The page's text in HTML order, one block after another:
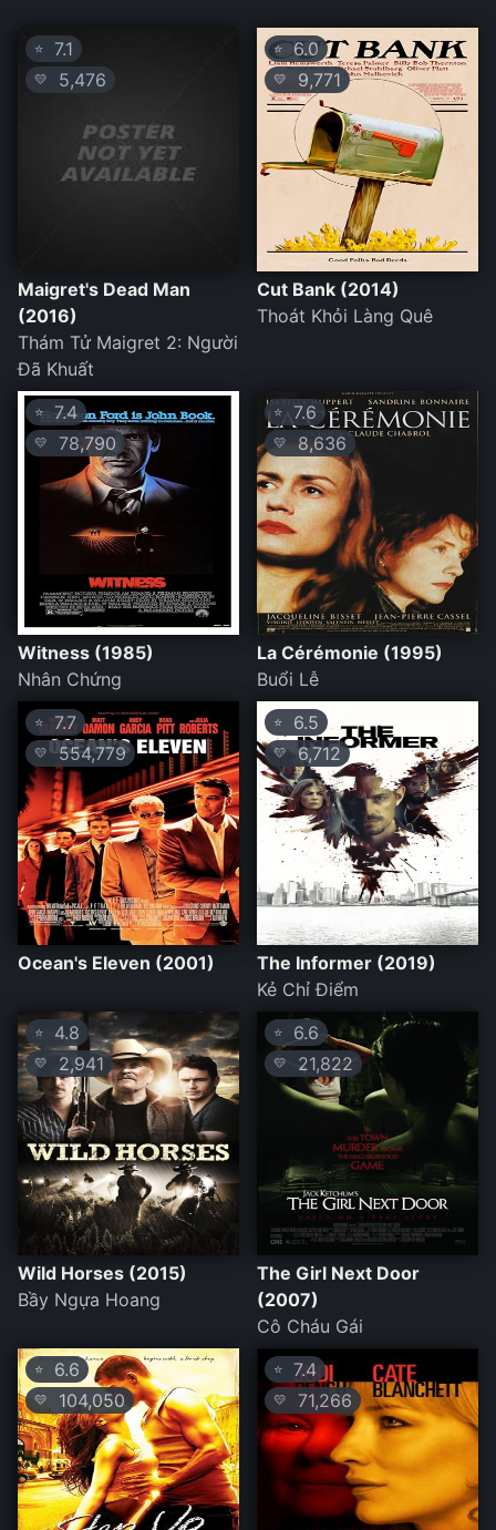
⭐ 7.1
💛 5,476
Maigret's Dead Man
(2016)
Thám Tử Maigret 2: Người
Đã Khuất
⭐6.0
💛 9,771
Cut Bank (2014)
Thoát Khỏi Làng Quê
⭐7.4
💛 78,790
Witness (1985)
Nhân Chứng
⭐ 7.6
💛 8,636
La Cérémonie (1995)
Buổi Lễ
⭐ 7.7
💛 554,779
Ocean's Eleven (2001)
⭐ 6.5
💛6,712
The Informer (2019)
Kẻ Chỉ Điểm
⭐ 4.8
💛 2,941
Wild Horses (2015)
Bầy Ngựa Hoang
⭐ 6.6
💛 21,822
The Girl Next Door
(2007)
Cô Cháu Gái
⭐ 6.6
💛 104,050
⭐ 7.4
💛 71,266